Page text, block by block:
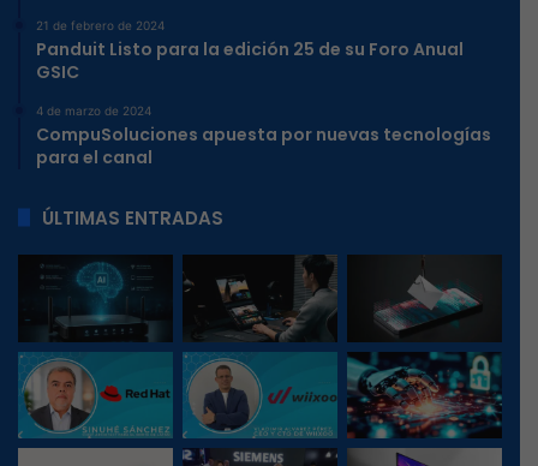
21 de febrero de 2024
Panduit Listo para la edición 25 de su Foro Anual
GSIC
4 de marzo de 2024
CompuSoluciones apuesta por nuevas tecnologías
para el canal
ÚLTIMAS ENTRADAS